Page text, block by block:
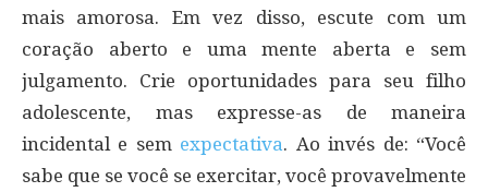
mais amorosa. Em vez disso, escute com um
coração aberto e uma mente aberta e sem
julgamento. Crie oportunidades para seu filho
adolescente, mas expresse-as de maneira
incidental e sem expectativa. Ao invés de: “Você
sabe que se você se exercitar, você provavelmente